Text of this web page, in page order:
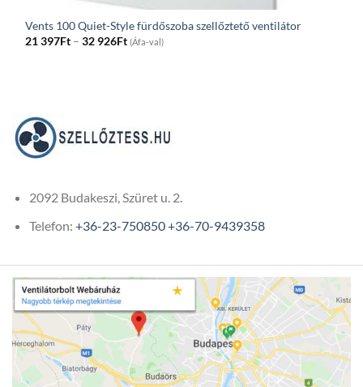
Vents 100 Quiet-Style fürdőszoba szellőztető ventilátor
21 397Ft – 32 926FtPrice
range:
(Áfa-val)
2092 Budakeszi, Szüret u. 2.
Telefon: +36-23-750850+36-70-9439358